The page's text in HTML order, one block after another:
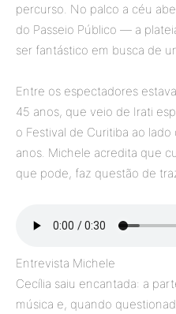
percurso. No palco a céu
do Passeio Público — a
ser fantástico em busca de
Entre os espectadores
45 anos, que veio de Irati
o Festival de Curitiba ao lado
anos. Michele acredita que
que pode, faz questão de
Entrevista Michele
Cecília saiu encantada: a
música e, quando